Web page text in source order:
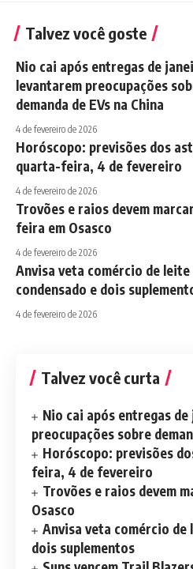
Talvez você goste
Nio cai após entregas de
levantarem preocupações
demanda de EVs na China
4 de fevereiro de 2026
Horóscopo: previsões dos
quarta-feira, 4 de fevereiro
4 de fevereiro de 2026
Trovões e raios devem
feira em Osasco
4 de fevereiro de 2026
Anvisa veta comércio de leite
condensado e dois
4 de fevereiro de 2026
Talvez você curta
Nio cai após entregas
preocupações sobre
Horóscopo: previsões
feira, 4 de fevereiro
Trovões e raios devem
Osasco
Anvisa veta comércio de
dois suplementos